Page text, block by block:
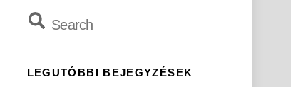
LEGUTÓBBI BEJEGYZÉSEK